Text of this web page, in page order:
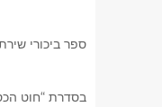
ספר ביכורי
בסדרת “חוט